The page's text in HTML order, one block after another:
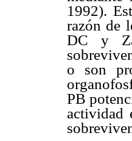
1992).
razón de
DC y
o son
PB
actividad